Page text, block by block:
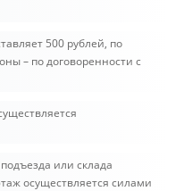
500 рублей, по
– по договоренности с
или склада
осуществляется силами